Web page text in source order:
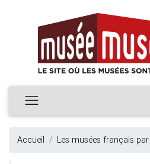
Accueil Les musées français